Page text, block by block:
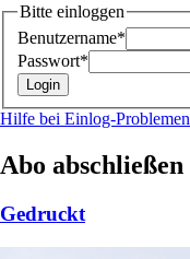
Bitte einloggen
Benutzername*
Passwort*
Hilfe bei Einlog-Problemen
Abo abschließen
Gedruckt